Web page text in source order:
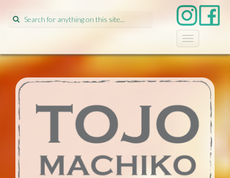
Search
for:
T
o
g
g
l
a
v
i
g
t
i